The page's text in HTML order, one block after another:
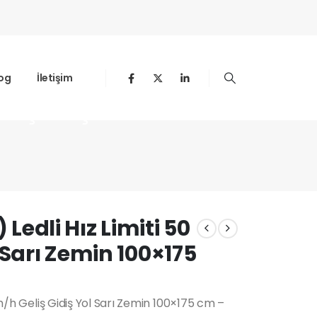
İletişim
Hız Limiti 50
Zemin 100×175
Geliş Gidiş Yol Sarı Zemin 100×175 cm –